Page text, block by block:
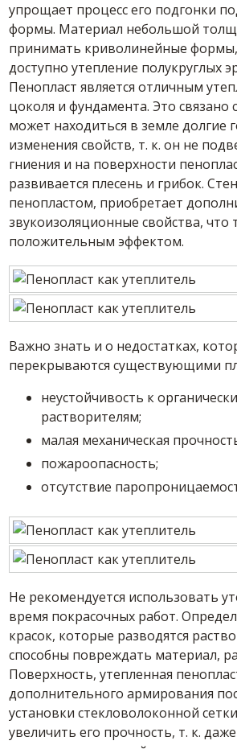
упрощает процесс его подгонки
формы. Материал небольшой
принимать криволинейные
доступно утепление полукруглых
Пенопласт является отличным
цоколя и фундамента. Это связано
может находиться в земле долгие
изменения свойств, т. к. он не
гниения и на поверхности
развивается плесень и грибок.
пенопластом, приобретает
звукоизоляционные свойства, что
положительным эффектом.
Важно знать и о недостатках,
перекрываются существующими
неустойчивость к
растворителям;
малая механическая
пожароопасность;
отсутствие
Не рекомендуется использовать
время покрасочных работ.
красок, которые разводятся
способны повреждать материал,
Поверхность, утепленная
дополнительного армирования
установки стекловолоконной
увеличить его прочность, т. к.